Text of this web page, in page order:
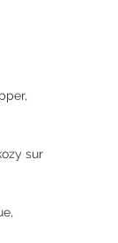
sur